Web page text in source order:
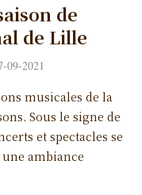
de
de Lille
09-2021
musicales de la
Sous le signe de
et spectacles se
ambiance